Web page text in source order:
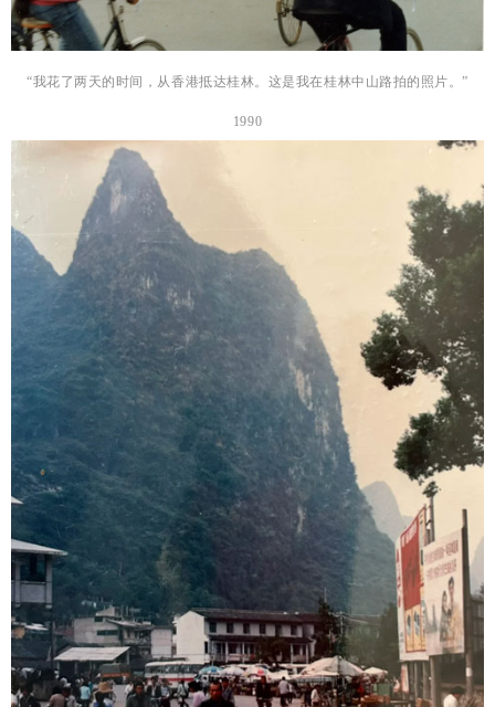
“我花了两天的时间，从香港抵达桂林。这是我在桂林中山路拍的照片。”
1990